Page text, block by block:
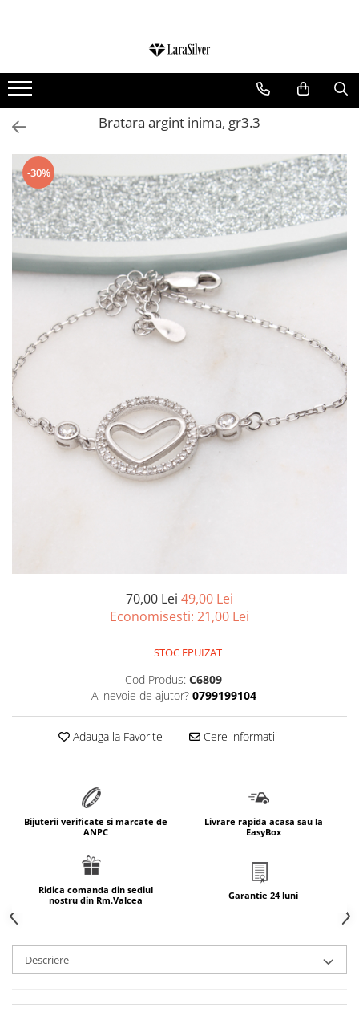
CERCEI ARGINT
BRATARI ARGINT
COLIERE ARGINT
LANTISOARE ARGINT
CRUCIULITE SI ICONITE ARGINT
PANDANTIVE ARGINT
BROSE ARGINT
VERIGHETE ARGINT
BIJUTERII ARGINT PENTRU COPII
BIJUTERII ARGINT PENTRU BARBATI
INELE ARGINT
marime reglabila
marimea 47
marimea 48
marimea 49
marimea 50
marimea 63
marimea 64
marimea 68
SETURI ARGINT
marime reglabila
marimea 49
marimea 50
marimea 51
marimea 52
marimea 53
Bratara argint inima, gr3.3
-30%
70,00 Lei49,00 Lei
Economisesti: 21,00 Lei
STOC EPUIZAT
Cod Produs: C6809
Ai nevoie de ajutor? 0799199104
Adauga la Favorite Cere informatii
Bijuterii verificate si marcate de
ANPC
Livrare rapida acasa sau la
EasyBox
Ridica comanda din sediul
nostru din Rm.Valcea
Garantie 24 luni
Descriere